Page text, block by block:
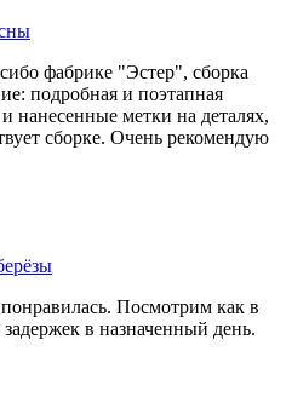
фабрике "Эстер", сборка
подробная и поэтапная
нанесенные метки на деталях,
сборке. Очень рекомендую
Посмотрим как в
в назначенный день.